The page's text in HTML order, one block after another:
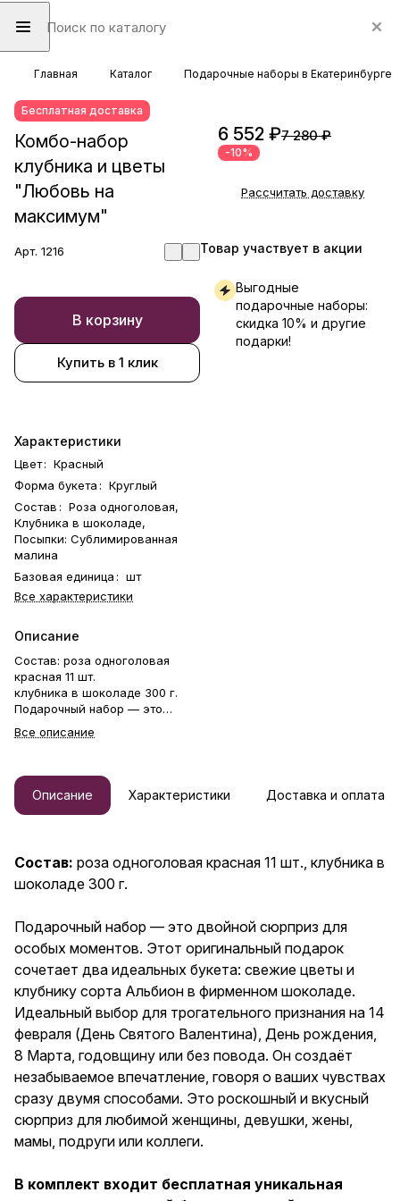
Главная Каталог Подарочные наборы в Екатеринбурге
Бесплатная доставка
Комбо-набор
клубника и цветы
"Любовь на
максимум"
Арт. 1216
В корзину
Купить в 1 клик
Характеристики
Цвет: Красный
Форма букета : Круглый
Состав : Роза одноголовая,
Клубника в шоколаде,
Посыпки: Сублимированная
малина
Базовая единица : шт
Все характеристики
Описание
Состав: роза одноголовая
красная 11 шт.
клубника в шоколаде 300 г.
Подарочный набор — это
моментов. Этот оригинальный
идеальных букета: свежие
цветы и клубнику сорта
Альбион в фирменном
Валентина), День рождения, 8
Марта, годовщину или без
незабываемое впечатление,
говоря о ваших чувствах сразу
двумя способами. Это
роскошный и вкусный сюрприз
для любимой женщины,
девушки, жены, мамы, подруги
или коллеги. В комплект
входит бесплатная уникальная
открытка на плотной бумаге с
милой иллюстрацией, на
обороте которой можно
оставить свои слова. Свежий
букет и сочные ягоды клубники
в шоколаде — для ваших
самых важных людей.
Все описание
6 552 ₽7 280 ₽
-10%
Рассчитать доставку
Товар участвует в акции
Выгодные
подарочные наборы:
скидка 10% и другие
подарки!
Описание Характеристики Доставка и оплата
Состав: роза одноголовая красная 11 шт., клубника в
шоколаде 300 г.
Подарочный набор — это двойной сюрприз для
особых моментов. Этот оригинальный подарок
сочетает два идеальных букета: свежие цветы и
клубнику сорта Альбион в фирменном шоколаде.
Идеальный выбор для трогательного признания на 14
февраля (День Святого Валентина), День рождения,
8 Марта, годовщину или без повода. Он создаёт
незабываемое впечатление, говоря о ваших чувствах
сразу двумя способами. Это роскошный и вкусный
сюрприз для любимой женщины, девушки, жены,
мамы, подруги или коллеги.
В комплект входит бесплатная уникальная